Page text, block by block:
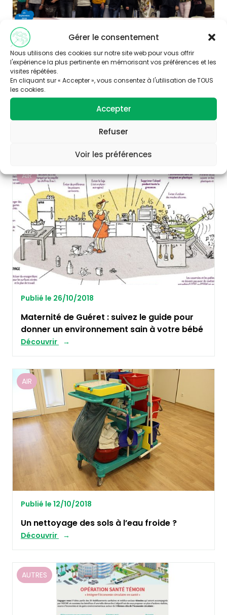
Gérer le consentement
Nous utilisons des cookies sur notre site web pour vous offrir
l'expérience la plus pertinente en mémorisant vos préférences et les
visites répétées.
En cliquant sur « Accepter », vous consentez à l'utilisation de TOUS
les cookies.
Accepter
Refuser
Voir les préférences
Publié le 30/11/2018
1ère journée d’échanges entre
professionnels des maternités sur les
messages de prévention santé-
environnement
AIR
Publié le 26/10/2018
Maternité de Guéret : suivez le guide pour
donner un environnement sain à votre bébé
Découvrir
AIR
Publié le 12/10/2018
Un nettoyage des sols à l’eau froide ?
Découvrir
AUTRES